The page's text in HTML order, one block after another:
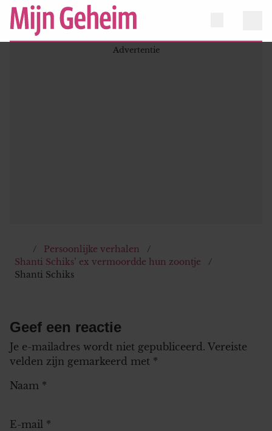
Persoonlijke verhalen
Shanti Schiks’ ex vermoordde hun zoontje
Shanti Schiks
Geef een reactie
Je e-mailadres wordt niet gepubliceerd. Vereiste
velden zijn gemarkeerd met *
Naam *
E-mail *